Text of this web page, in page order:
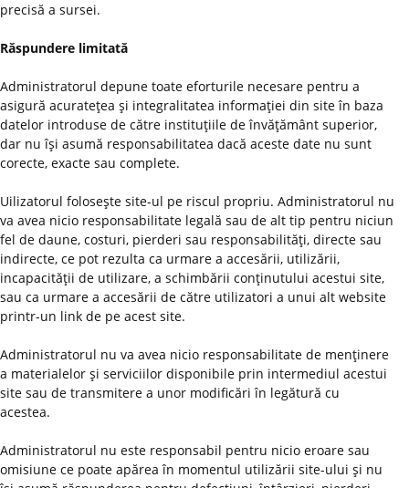
precisă a sursei.
Răspundere limitată
Administratorul depune toate eforturile necesare pentru a
asigură acurateţea şi integralitatea informaţiei din site în baza
datelor introduse de către instituţiile de învăţământ superior,
dar nu îşi asumă responsabilitatea dacă aceste date nu sunt
corecte, exacte sau complete.
Uilizatorul foloseşte site-ul pe riscul propriu. Administratorul nu
va avea nicio responsabilitate legală sau de alt tip pentru niciun
fel de daune, costuri, pierderi sau responsabilităţi, directe sau
indirecte, ce pot rezulta ca urmare a accesării, utilizării,
incapacităţii de utilizare, a schimbării conţinutului acestui site,
sau ca urmare a accesării de către utilizatori a unui alt website
printr-un link de pe acest site.
Administratorul nu va avea nicio responsabilitate de menţinere
a materialelor şi serviciilor disponibile prin intermediul acestui
site sau de transmitere a unor modificări în legătură cu
acestea.
Administratorul nu este responsabil pentru nicio eroare sau
omisiune ce poate apărea în momentul utilizării site-ului şi nu